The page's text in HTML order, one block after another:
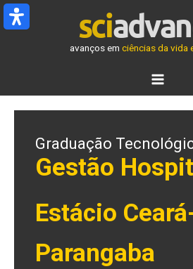
Ir
para
avanços em ciências da vida
Graduação
Gestão
Estácio
Parangaba